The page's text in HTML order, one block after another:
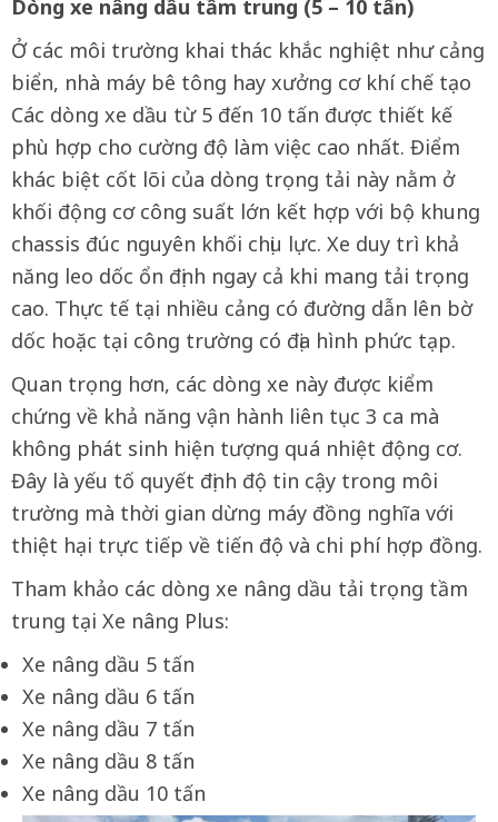
Dòng xe nâng dầu tầm trung (5 – 10 tấn)
Ở các môi trường khai thác khắc nghiệt như cảng
biển, nhà máy bê tông hay xưởng cơ khí chế tạo
Các dòng xe dầu từ 5 đến 10 tấn được thiết kế
phù hợp cho cường độ làm việc cao nhất. Điểm
khác biệt cốt lõi của dòng trọng tải này nằm ở
khối động cơ công suất lớn kết hợp với bộ khung
chassis đúc nguyên khối chịu lực. Xe duy trì khả
năng leo dốc ổn định ngay cả khi mang tải trọng
cao. Thực tế tại nhiều cảng có đường dẫn lên bờ
dốc hoặc tại công trường có địa hình phức tạp.
Quan trọng hơn, các dòng xe này được kiểm
chứng về khả năng vận hành liên tục 3 ca mà
không phát sinh hiện tượng quá nhiệt động cơ.
Đây là yếu tố quyết định độ tin cậy trong môi
trường mà thời gian dừng máy đồng nghĩa với
thiệt hại trực tiếp về tiến độ và chi phí hợp đồng.
Tham khảo các dòng xe nâng dầu tải trọng tầm
trung tại Xe nâng Plus:
Xe nâng dầu 5 tấn
Xe nâng dầu 6 tấn
Xe nâng dầu 7 tấn
Xe nâng dầu 8 tấn
Xe nâng dầu 10 tấn